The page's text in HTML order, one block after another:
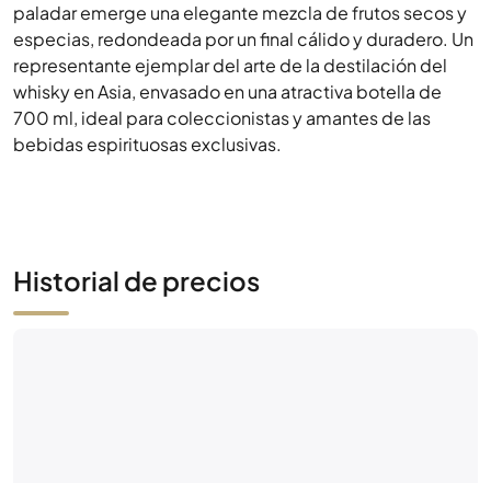
paladar emerge una elegante mezcla de frutos secos y
especias, redondeada por un final cálido y duradero. Un
representante ejemplar del arte de la destilación del
whisky en Asia, envasado en una atractiva botella de
700 ml, ideal para coleccionistas y amantes de las
bebidas espirituosas exclusivas.
Historial de precios